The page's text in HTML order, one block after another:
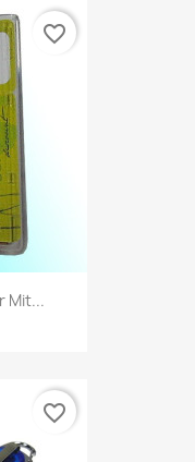
Mit...
favorite_border
favorite_border